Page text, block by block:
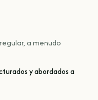
a menudo
y abordados a